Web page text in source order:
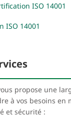
ISO 14001
ISO 14001
propose une
à vos besoins en
et sécurité :